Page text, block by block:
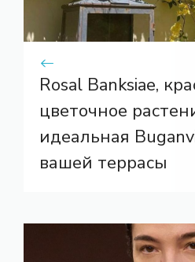
Rosal Banksiae,
цветочное
идеальная
вашей террасы